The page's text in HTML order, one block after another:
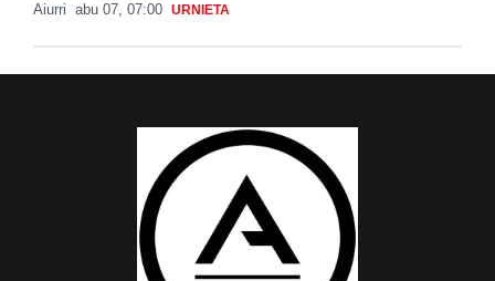
Aiurri abu 07, 07:00 URNIETA